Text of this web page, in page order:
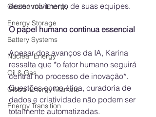
Geothermal Energy
Energy Storage
Battery Systems
Nuclear Energy
Oil & Gas
Global Energy Markets
Energy Transition
desenvolvimento de suas equipes.
O papel humano continua essencial
Apesar dos avanços da IA, Karina
ressalta que *o fator humano seguirá
central no processo de inovação*.
Questões como ética, curadoria de
dados e criatividade não podem ser
totalmente automatizadas.